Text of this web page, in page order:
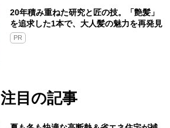
20年積み重ねた研究と匠の技。「艶髪」
を追求した1本で、大人髪の魅力を再発見
PR
注目の記事